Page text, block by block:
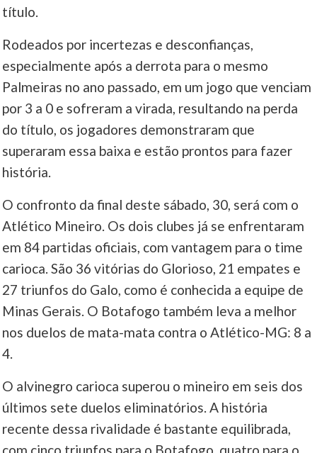
título.
Rodeados por incertezas e desconfianças,
especialmente após a derrota para o mesmo
Palmeiras no ano passado, em um jogo que venciam
por 3 a 0 e sofreram a virada, resultando na perda
do título, os jogadores demonstraram que
superaram essa baixa e estão prontos para fazer
história.
O confronto da final deste sábado, 30, será com o
Atlético Mineiro. Os dois clubes já se enfrentaram
em 84 partidas oficiais, com vantagem para o time
carioca. São 36 vitórias do Glorioso, 21 empates e
27 triunfos do Galo, como é conhecida a equipe de
Minas Gerais. O Botafogo também leva a melhor
nos duelos de mata-mata contra o Atlético-MG: 8 a
4.
O alvinegro carioca superou o mineiro em seis dos
últimos sete duelos eliminatórios. A história
recente dessa rivalidade é bastante equilibrada,